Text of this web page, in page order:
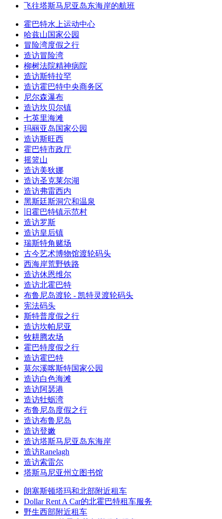
飞往塔斯马尼亚岛东海岸的航班
霍巴特水上运动中心
哈兹山国家公园
冒险湾度假之行
造访冒险湾
柳树法院精神病院
造访斯特拉罕
造访霍巴特中央商务区
尼尔森瀑布
造访坎贝尔镇
七英里海滩
玛丽亚岛国家公园
造访斯旺西
霍巴特市政厅
摇篮山
造访美狄娜
造访圣克莱尔湖
造访弗雷西内
黑斯廷斯洞穴和温泉
旧霍巴特镇示范村
造访罗斯
造访皇后镇
瑞斯特角赌场
古今艺术博物馆渡轮码头
西海岸荒野铁路
造访休恩维尔
造访北霍巴特
布鲁尼岛渡轮 - 凯特灵渡轮码头
宪法码头
斯特普度假之行
造访坎帕尼亚
牧耕腾农场
霍巴特度假之行
造访霍巴特
莫尔溪喀斯特国家公园
造访白色海滩
造访阿瑟港
造访牡蛎湾
布鲁尼岛度假之行
造访布鲁尼岛
造访登嫩
造访塔斯马尼亚岛东海岸
造访Ranelagh
造访索雷尔
塔斯马尼亚州立图书馆
朗塞斯顿塔玛和北部附近租车
Dollar Rent A Car的北霍巴特租车服务
野生西部附近租车